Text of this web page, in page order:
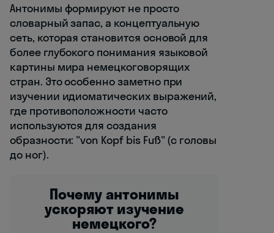
Антонимы формируют не просто
словарный запас, а концептуальную
сеть, которая становится основой для
более глубокого понимания языковой
картины мира немецкоговорящих
стран. Это особенно заметно при
изучении идиоматических выражений,
где противоположности часто
используются для создания
образности: "von Kopf bis Fuß" (с головы
до ног).
Почему антонимы
ускоряют изучение
немецкого?